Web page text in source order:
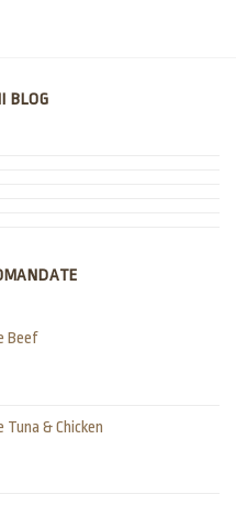
BLOG
Beef
& Chicken